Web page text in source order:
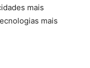
mais
mais